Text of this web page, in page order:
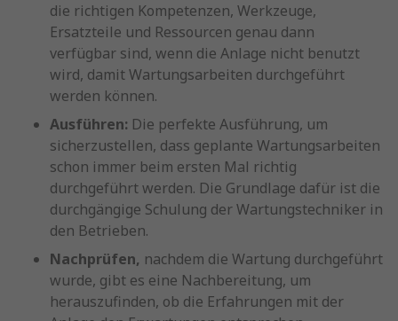
die richtigen Kompetenzen, Werkzeuge,
Ersatzteile und Ressourcen genau dann
verfügbar sind, wenn die Anlage nicht benutzt
wird, damit Wartungsarbeiten durchgeführt
werden können.
Ausführen: Die perfekte Ausführung, um
sicherzustellen, dass geplante Wartungsarbeiten
schon immer beim ersten Mal richtig
durchgeführt werden. Die Grundlage dafür ist die
durchgängige Schulung der Wartungstechniker in
den Betrieben.
Nachprüfen, nachdem die Wartung durchgeführt
wurde, gibt es eine Nachbereitung, um
herauszufinden, ob die Erfahrungen mit der